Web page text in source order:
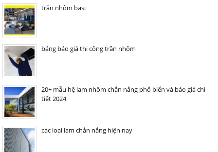
trần nhôm basi
bảng báo giá thi công trần nhôm
20+ mẫu hệ lam nhôm chắn nắng phổ biến và báo giá chi
tiết 2024
các loại lam chắn nắng hiện nay